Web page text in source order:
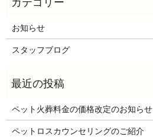
お知らせ
スタッフブログ
ペット火葬料金の価格改定のお知らせ
ペットロスカウンセリングのご紹介